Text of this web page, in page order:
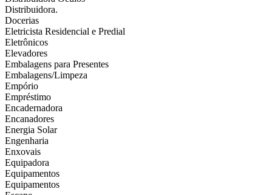
Distribuidora.
Docerias
Eletricista Residencial e Predial
Eletrônicos
Elevadores
Embalagens para Presentes
Embalagens/Limpeza
Empório
Empréstimo
Encadernadora
Encanadores
Energia Solar
Engenharia
Enxovais
Equipadora
Equipamentos
Equipamentos